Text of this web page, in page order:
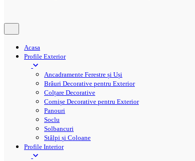
Acasa
Profile Exterior
Ancadramente Ferestre și Uși
Brâuri Decorative pentru Exterior
Colțare Decorative
Cornișe Decorative pentru Exterior
Panouri
Soclu
Solbancuri
Stâlpi și Coloane
Profile Interior